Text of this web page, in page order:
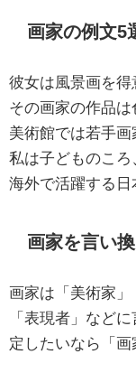
画家の例文5
彼女は風景画を
その画家の作品
美術館では若手
私は子どものこ
海外で活躍する
画家を言い
画家は「美術家」
「表現者」など
定したいなら「画